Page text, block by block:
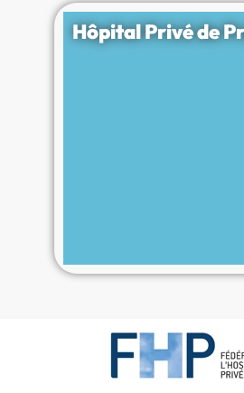
Hôpital Privé de